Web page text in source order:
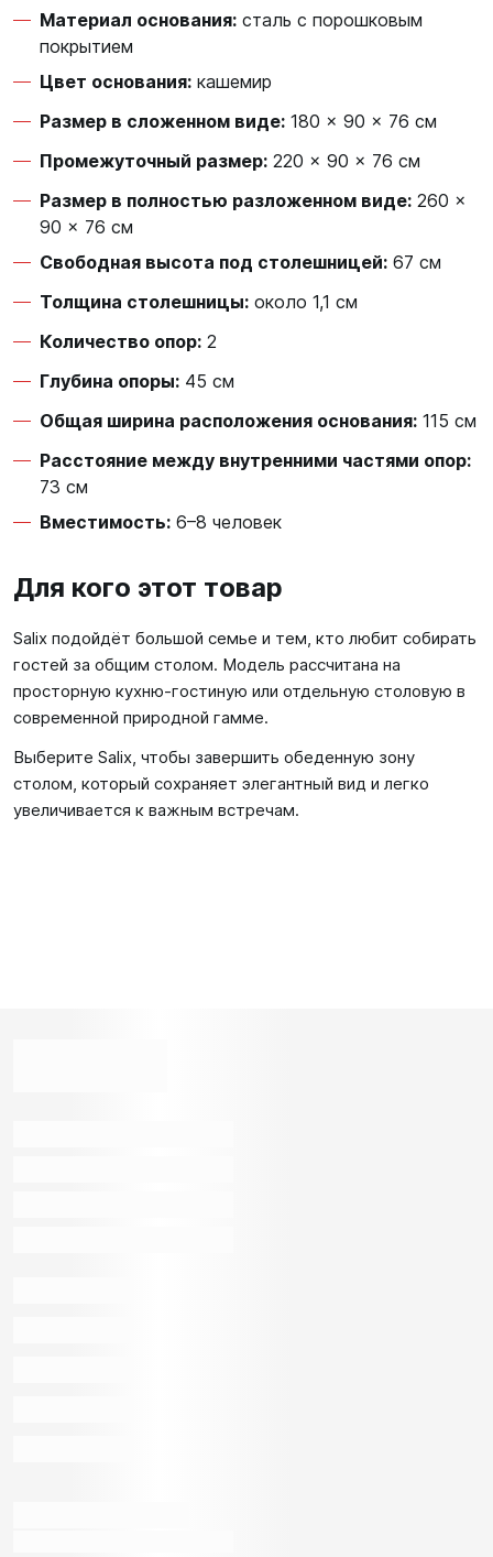
Материал основания: сталь с порошковым
покрытием
Цвет основания: кашемир
Размер в сложенном виде: 180 × 90 × 76 см
Промежуточный размер: 220 × 90 × 76 см
Размер в полностью разложенном виде: 260 ×
90 × 76 см
Свободная высота под столешницей: 67 см
Толщина столешницы: около 1,1 см
Количество опор: 2
Глубина опоры: 45 см
Общая ширина расположения основания: 115 см
Расстояние между внутренними частями опор:
73 см
Вместимость: 6–8 человек
Для кого этот товар
Salix подойдёт большой семье и тем, кто любит собирать
гостей за общим столом. Модель рассчитана на
просторную кухню-гостиную или отдельную столовую в
современной природной гамме.
Выберите Salix, чтобы завершить обеденную зону
столом, который сохраняет элегантный вид и легко
увеличивается к важным встречам.